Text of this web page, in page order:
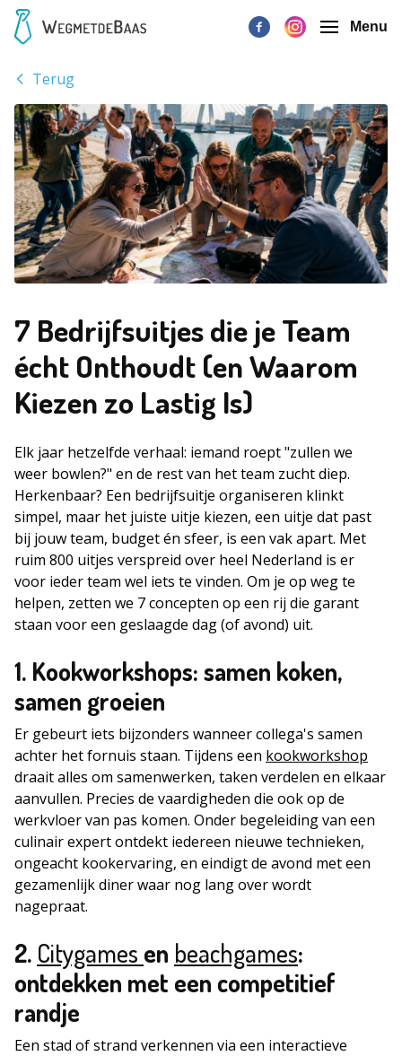
Menu
Terug
7 Bedrijfsuitjes die je Team
écht Onthoudt (en Waarom
Kiezen zo Lastig Is)
Elk jaar hetzelfde verhaal: iemand roept "zullen we
weer bowlen?" en de rest van het team zucht diep.
Herkenbaar? Een bedrijfsuitje organiseren klinkt
simpel, maar het juiste uitje kiezen, een uitje dat past
bij jouw team, budget én sfeer, is een vak apart. Met
ruim 800 uitjes verspreid over heel Nederland is er
voor ieder team wel iets te vinden. Om je op weg te
helpen, zetten we 7 concepten op een rij die garant
staan voor een geslaagde dag (of avond) uit.
1. Kookworkshops: samen koken,
samen groeien
Er gebeurt iets bijzonders wanneer collega's samen
achter het fornuis staan. Tijdens een kookworkshop
draait alles om samenwerken, taken verdelen en elkaar
aanvullen. Precies de vaardigheden die ook op de
werkvloer van pas komen. Onder begeleiding van een
culinair expert ontdekt iedereen nieuwe technieken,
ongeacht kookervaring, en eindigt de avond met een
gezamenlijk diner waar nog lang over wordt
nagepraat.
2. Citygames en beachgames:
ontdekken met een competitief
randje
Een stad of strand verkennen via een interactieve